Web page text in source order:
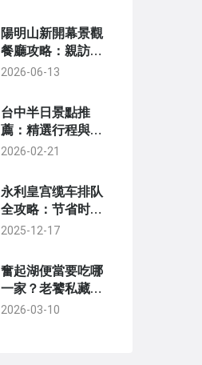
陽明山新開幕景觀
餐廳攻略：親訪推
薦與完整指南
2026-06-13
台中半日景點推
薦：精選行程與實
用攻略
2026-02-21
永利皇宫缆车排队
全攻略：节省时间
技巧与最佳时段分
2025-12-17
奮起湖便當要吃哪
一家？老饕私藏評
比與選擇終極指南
2026-03-10